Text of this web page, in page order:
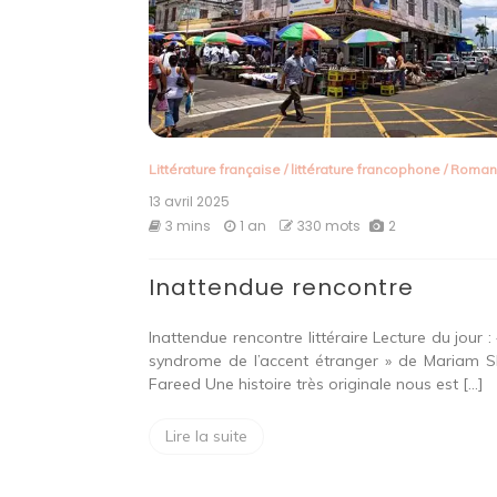
Littérature française / littérature francophone / Roman
13 avril 2025
3 mins
1 an 330 mots 2
Inattendue rencontre
Inattendue rencontre littéraire Lecture du jour :
syndrome de l’accent étranger » de Mariam
Fareed Une histoire très originale nous est […]
Lire la suite